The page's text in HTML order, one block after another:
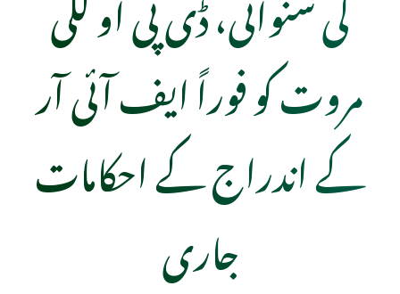
مروت کو فوراً ایف آئی آر
کے اندراج کے احکامات
جاری